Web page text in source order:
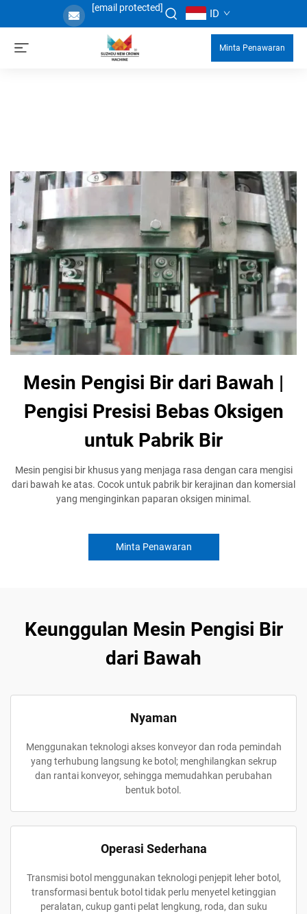
[email protected] ID
Minta Penawaran
Mesin Pengisi Bir dari Bawah |
Pengisi Presisi Bebas Oksigen
untuk Pabrik Bir
Mesin pengisi bir khusus yang menjaga rasa dengan cara mengisi
dari bawah ke atas. Cocok untuk pabrik bir kerajinan dan komersial
yang menginginkan paparan oksigen minimal.
Minta Penawaran
Keunggulan Mesin Pengisi Bir
dari Bawah
Nyaman
Menggunakan teknologi akses konveyor dan roda pemindah
yang terhubung langsung ke botol; menghilangkan sekrup
dan rantai konveyor, sehingga memudahkan perubahan
bentuk botol.
Operasi Sederhana
Transmisi botol menggunakan teknologi penjepit leher botol,
transformasi bentuk botol tidak perlu menyetel ketinggian
peralatan, cukup ganti pelat lengkung, roda, dan suku